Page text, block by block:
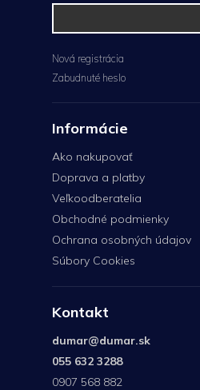
Nová registrácia
Zabudnuté heslo
Informácie
Ako nakupovať
Doprava a platby
Veľkoodberatelia
Obchodné podmienky
Ochrana osobných údajov
Súbory Cookies
Kontakt
dumar@dumar.sk
055 632 3288
0907 568 882